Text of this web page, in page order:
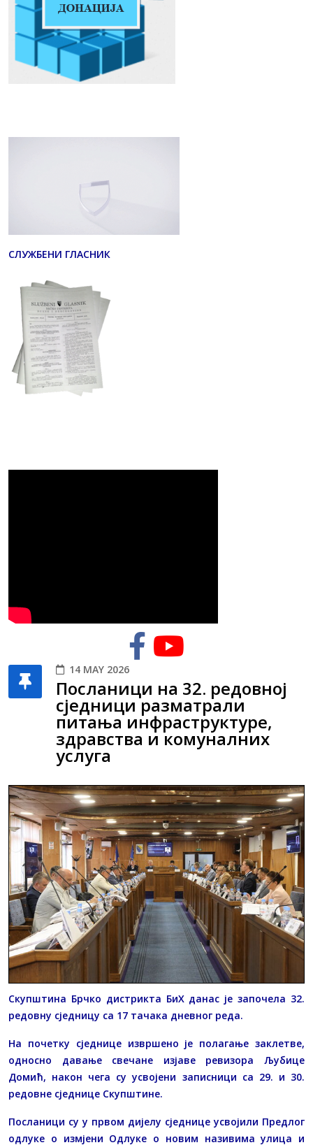
СЛУЖБЕНИ ГЛАСНИК
14 MAY 2026
Посланици на 32. редовној
сједници разматрали
питања инфраструктуре,
здравства и комуналних
услуга
Скупштина Брчко дистрикта БиХ данас је започела 32.
редовну сједницу са 17 тачака дневног реда.
На почетку сједнице извршено је полагање заклетве,
односно давање свечане изјаве ревизора Љубице
Домић, након чега су усвојени записници са 29. и 30.
редовне сједнице Скупштине.
Посланици су у првом дијелу сједнице усвојили Предлог
одлуке о измјени Одлуке о новим називима улица и